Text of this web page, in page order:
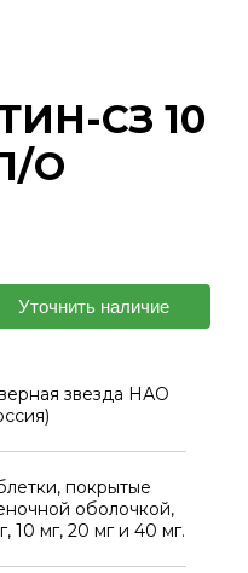
СЗ 10
О
Уточнить наличие
звезда НАО
покрытые
оболочкой,
10 мг, 20 мг и 40 мг.